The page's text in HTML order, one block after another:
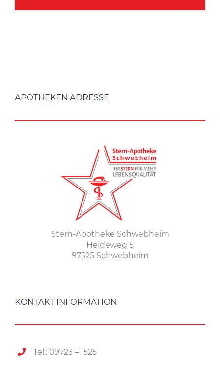
APOTHEKEN ADRESSE
Stern-Apotheke Schwebheim
Heideweg 5
97525 Schwebheim
KONTAKT INFORMATION
Tel.: 09723 – 1525